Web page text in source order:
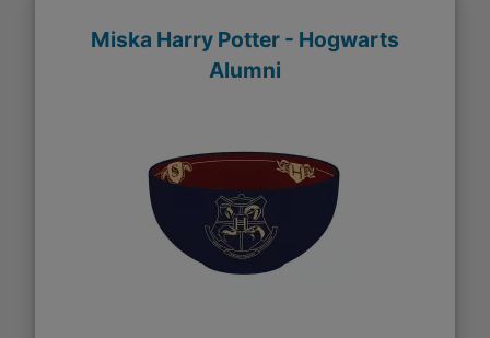
Miska Harry Potter - Hogwarts
Alumni